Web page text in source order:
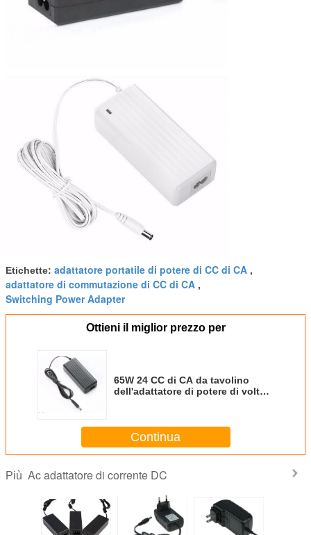
Protezione di cortocircuito:
L'alimentazione elettrica
recupererà
automaticamente quando sopra
gli errori correnti ha rimosso
Sopra protezione di tensione:
L'alimentazione elettrica
recupererà
Etichette: adattatore portatile di potere di CC di CA ,
adattatore di commutazione di CC di CA ,
Switching Power Adapter
Ottieni il miglior prezzo per
65W 24 CC di CA da tavolino
dell'adattatore di potere di volt
efficienza
Continua
Più Ac adattatore di corrente DC